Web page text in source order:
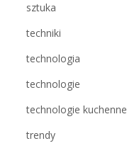
sztuka
techniki
technologia
technologie
technologie kuchenne
trendy